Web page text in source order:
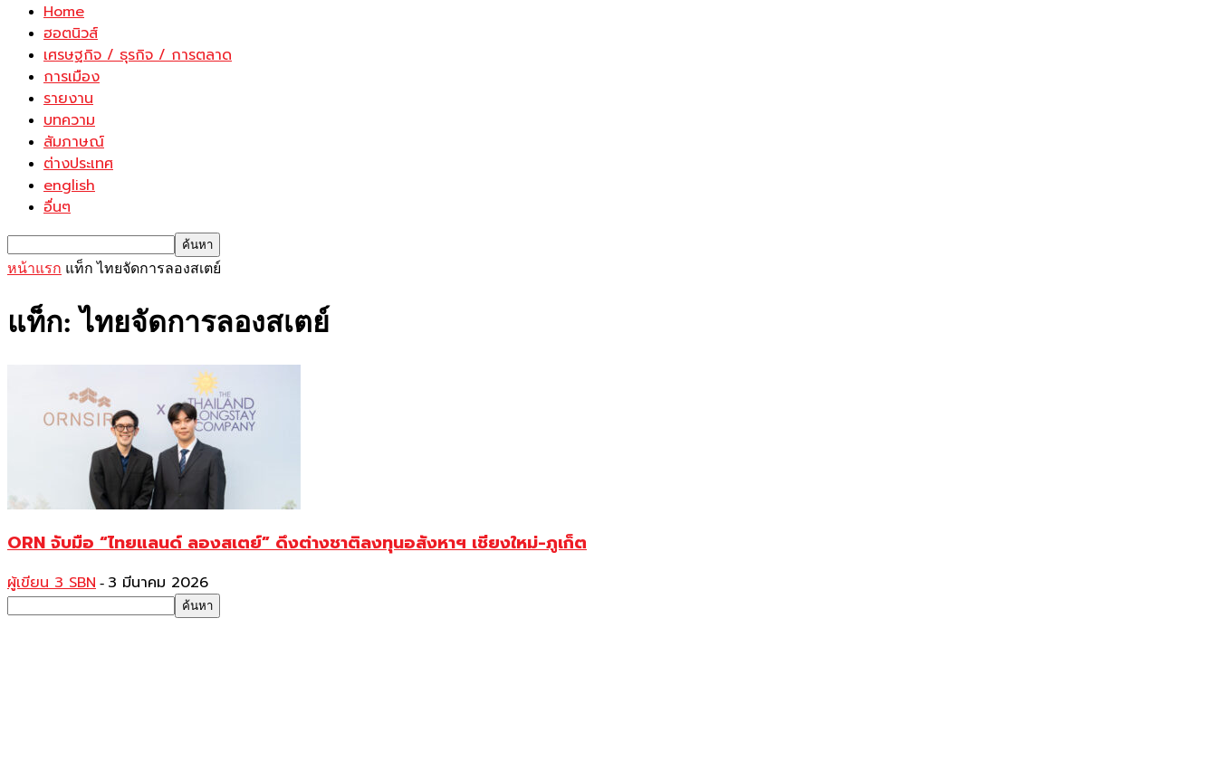
Home
ฮอตนิวส์
เศรษฐกิจ / ธุรกิจ / การตลาด
การเมือง
รายงาน
บทความ
สัมภาษณ์
ต่างประเทศ
english
อื่นๆ
หน้าแรก แท็ก ไทยจัดการลองสเตย์
แท็ก: ไทยจัดการลองสเตย์
ORN จับมือ “ไทยแลนด์ ลองสเตย์” ดึงต่างชาติลงทุนอสังหาฯ เชียงใหม่-ภูเก็ต
ผู้เขียน 3 SBN - 3 มีนาคม 2026